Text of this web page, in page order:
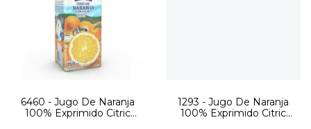
6460 - Jugo De Naranja
100% Exprimido Citric
1293 - Jugo De Naranja
100% Exprimido Citric